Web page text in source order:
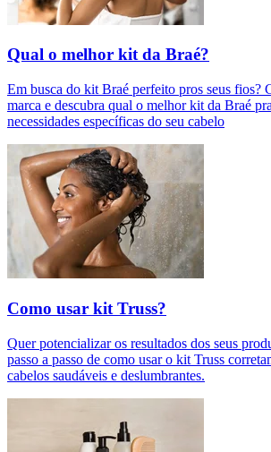
Qual o melhor kit da Braé?
Em busca do kit Braé perfeito pros seus fios?
marca e descubra qual o melhor kit da Braé
necessidades específicas do seu cabelo
Como usar kit Truss?
Quer potencializar os resultados dos seus
passo a passo de como usar o kit Truss
cabelos saudáveis e deslumbrantes.